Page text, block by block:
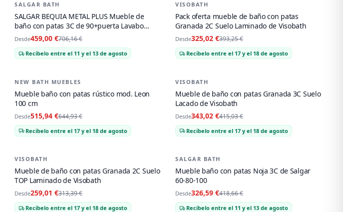
-35%
SALGAR BATH
SALGAR BEQUIA METAL PLUS Mueble de
baño con patas 3C de 90+puerta Lavabo
Constanza
Desde459,00 €706,16 €
Recíbelo entre el 11 y el 13 de agosto
-17 %
PACK OFERTA
VISOBATH
Pack oferta mueble de baño con patas
Granada 2C Suelo Laminado de Visobath
Desde325,02 €393,25 €
Recíbelo entre el 17 y el 18 de agosto
-20 %
NEW BATH MUEBLES
Mueble baño con patas rústico mod. Leon
100 cm
Desde515,94 €644,93 €
Recíbelo entre el 17 y el 18 de agosto
-17 %
VISOBATH
Mueble de baño con patas Granada 3C Suelo
Lacado de Visobath
Desde343,02 €415,03 €
Recíbelo entre el 17 y el 18 de agosto
-17 %
VISOBATH
Mueble de baño con patas Granada 2C Suelo
TOP Laminado de Visobath
Desde259,01 €313,39 €
Recíbelo entre el 17 y el 18 de agosto
-22%
SALGAR BATH
Mueble baño con patas Noja 3C de Salgar
60-80-100
Desde326,59 €418,66 €
Recíbelo entre el 11 y el 13 de agosto